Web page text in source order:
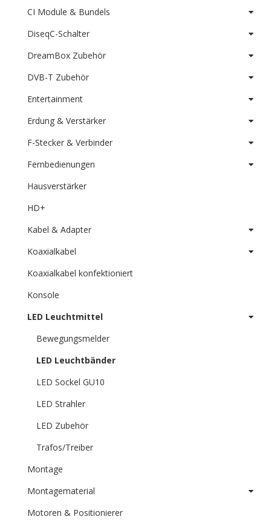
CI Module & Bundels
DiseqC-Schalter
DreamBox Zubehör
DVB-T Zubehör
Entertainment
Erdung & Verstärker
F-Stecker & Verbinder
Fernbedienungen
Hausverstärker
HD+
Kabel & Adapter
Koaxialkabel
Koaxialkabel konfektioniert
Konsole
LED Leuchtmittel
Bewegungsmelder
LED Leuchtbänder
LED Sockel GU10
LED Strahler
LED Zubehör
Trafos/Treiber
Montage
Montagematerial
Motoren & Positionierer